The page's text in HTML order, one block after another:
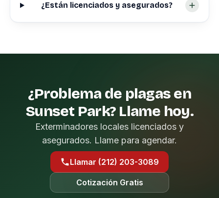
¿Están licenciados y asegurados?
¿Problema de plagas en
Sunset Park? Llame hoy.
Exterminadores locales licenciados y
asegurados. Llame para agendar.
Llamar (212) 203-3089
Cotización Gratis